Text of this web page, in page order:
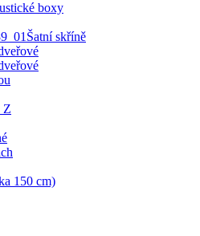
boxy
Šatní skříně
Z
150 cm)